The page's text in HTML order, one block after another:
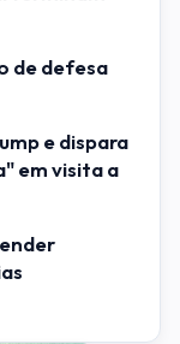
de defesa
e dispara
em visita a